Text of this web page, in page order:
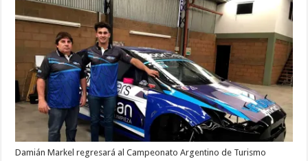
Damián Markel regresará al Campeonato Argentino de Turismo